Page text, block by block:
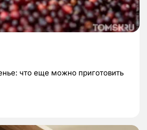
что еще можно приготовить